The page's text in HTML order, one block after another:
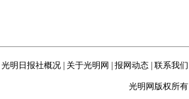
光明日报社概况 关于光明网 报网动态 联系我们
光明网版权所有